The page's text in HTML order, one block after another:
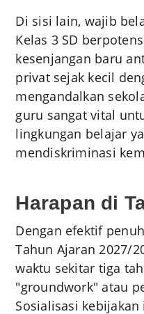
Di sisi lain, wajib
Kelas 3 SD
kesenjangan baru
privat sejak kecil
mengandalkan
guru sangat vital
lingkungan belajar
mendiskriminasi
Harapan di
Dengan efektif
Tahun Ajaran 2027/
waktu sekitar tiga
"groundwork" atau
Sosialisasi